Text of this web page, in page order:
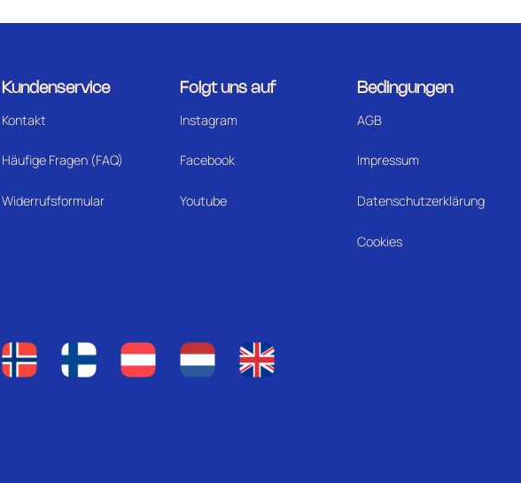
Kundenservice
Kontakt
Häufige Fragen (FAQ)
Widerrufsformular
Folgt uns auf
Instagram
Facebook
Youtube
Bedingungen
AGB
Impressum
Datenschutzerklärung
Cookies